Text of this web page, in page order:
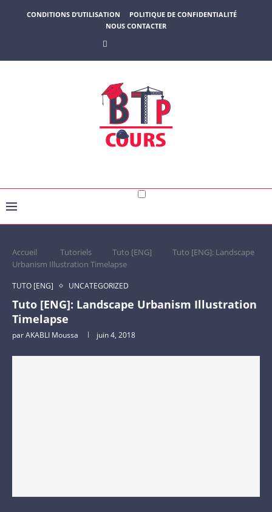
CONDITIONS D’UTILISATION
POLITIQUE DE CONFIDENTIALITÉ
NOUS CONTACTER
Accueil Tutoriels Tuto [ENG]
Tuto [ENG]: Landscape
Urbanism Illustration Timelapse
TUTO [ENG] UNCATEGORIZED
Tuto [ENG]: Landscape Urbanism Illustration
Timelapse
parAKABLI Moussa juin 4, 2018